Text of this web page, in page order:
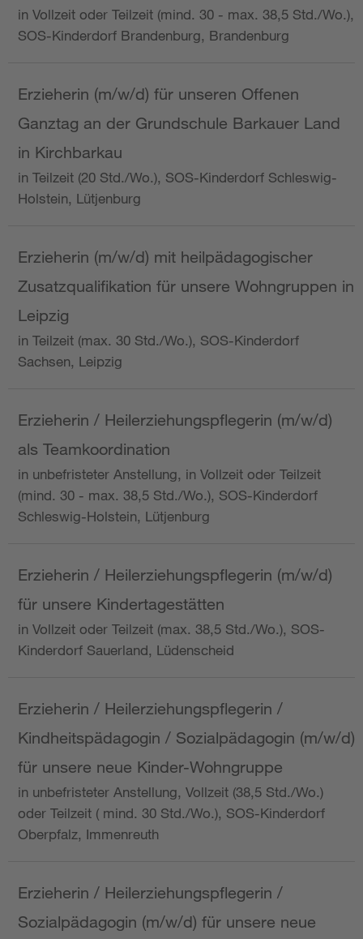
in Vollzeit oder Teilzeit (mind. 30 - max. 38,5 Std./Wo.),
SOS-Kinderdorf Brandenburg, Brandenburg
Erzieherin (m/w/d) für unseren Offenen
Ganztag an der Grundschule Barkauer Land
in Kirchbarkau
in Teilzeit (20 Std./Wo.), SOS-Kinderdorf Schleswig-
Holstein, Lütjenburg
Erzieherin (m/w/d) mit heilpädagogischer
Zusatzqualifikation für unsere Wohngruppen in
Leipzig
in Teilzeit (max. 30 Std./Wo.), SOS-Kinderdorf
Sachsen, Leipzig
Erzieherin / Heilerziehungspflegerin (m/w/d)
als Teamkoordination
in unbefristeter Anstellung, in Vollzeit oder Teilzeit
(mind. 30 - max. 38,5 Std./Wo.), SOS-Kinderdorf
Schleswig-Holstein, Lütjenburg
Erzieherin / Heilerziehungspflegerin (m/w/d)
für unsere Kindertagestätten
in Vollzeit oder Teilzeit (max. 38,5 Std./Wo.), SOS-
Kinderdorf Sauerland, Lüdenscheid
Erzieherin / Heilerziehungspflegerin /
Kindheitspädagogin / Sozialpädagogin (m/w/d)
für unsere neue Kinder-Wohngruppe
in unbefristeter Anstellung, Vollzeit (38,5 Std./Wo.)
oder Teilzeit ( mind. 30 Std./Wo.), SOS-Kinderdorf
Oberpfalz, Immenreuth
Erzieherin / Heilerziehungspflegerin /
Sozialpädagogin (m/w/d) für unsere neue